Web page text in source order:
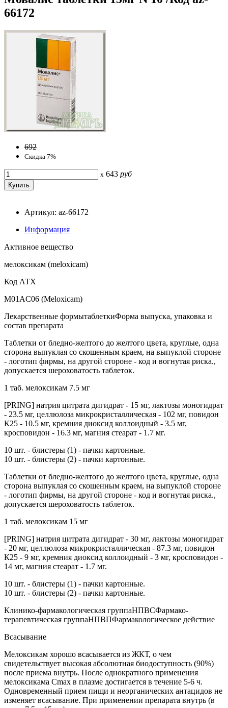
66172
692
Скидка 7%
x 643 руб
Артикул: az-66172
Информация
Активное вещество
мелоксикам (meloxicam)
Код АТХ
M01AC06 (Meloxicam)
Лекарственные формытаблеткиФорма выпуска, упаковка и
состав препарата
Таблетки от бледно-желтого до желтого цвета, круглые, одна
сторона выпуклая со скошенным краем, на выпуклой стороне
- логотип фирмы, на другой стороне - код и вогнутая риска.,
допускается шероховатость таблеток.
1 таб. мелоксикам 7.5 мг
[PRING] натрия цитрата дигидрат - 15 мг, лактозы моногидрат
- 23.5 мг, целлюлоза микрокристаллическая - 102 мг, повидон
К25 - 10.5 мг, кремния диоксид коллоидный - 3.5 мг,
кросповидон - 16.3 мг, магния стеарат - 1.7 мг.
10 шт. - блистеры (1) - пачки картонные.
10 шт. - блистеры (2) - пачки картонные.
Таблетки от бледно-желтого до желтого цвета, круглые, одна
сторона выпуклая со скошенным краем, на выпуклой стороне
- логотип фирмы, на другой стороне - код и вогнутая риска.,
допускается шероховатость таблеток.
1 таб. мелоксикам 15 мг
[PRING] натрия цитрата дигидрат - 30 мг, лактозы моногидрат
- 20 мг, целлюлоза микрокристаллическая - 87.3 мг, повидон
К25 - 9 мг, кремния диоксид коллоидный - 3 мг, кросповидон -
14 мг, магния стеарат - 1.7 мг.
10 шт. - блистеры (1) - пачки картонные.
10 шт. - блистеры (2) - пачки картонные.
Клинико-фармакологическая группаНПВСФармако-
терапевтическая группаНПВПФармакологическое действие
Всасывание
Мелоксикам хорошо всасывается из ЖКТ, о чем
свидетельствует высокая абсолютная биодоступность (90%)
после приема внутрь. После однократного применения
мелоксикама Cmax в плазме достигается в течение 5-6 ч.
Одновременный прием пищи и неорганических антацидов не
изменяет всасывание. При применении препарата внутрь (в